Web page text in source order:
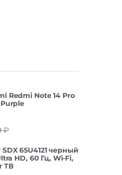
Redmi Note 14 Pro
₽
65U4121 черный
HD, 60 Гц, Wi-Fi,
ТВ